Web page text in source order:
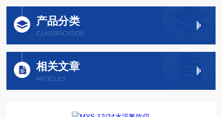
产品分类
CLASSIFICATION
相关文章
ARTICLES